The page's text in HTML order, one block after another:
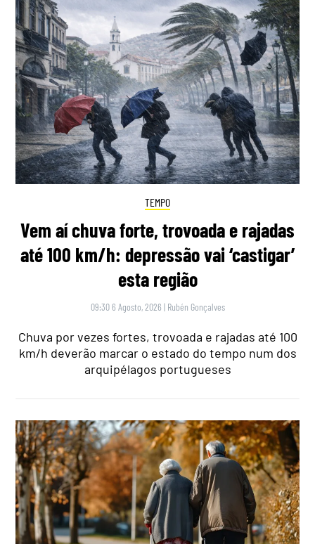
TEMPO
Vem aí chuva forte, trovoada e rajadas
até 100 km/h: depressão vai ‘castigar’
esta região
09:30 6 Agosto, 2026 | Rubén Gonçalves
Chuva por vezes fortes, trovoada e rajadas até 100
km/h deverão marcar o estado do tempo num dos
arquipélagos portugueses